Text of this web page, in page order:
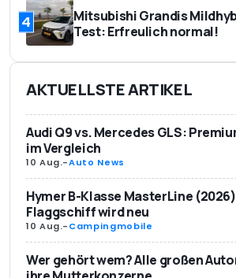
4
Mitsubishi Grandis
Test: Erfreulich normal!
AKTUELLSTE ARTIKEL
Audi Q9 vs. Mercedes GLS:
im Vergleich
10 Aug.-Auto News
Hymer B-Klasse MasterLine
Flaggschiff wird neu
10 Aug.-Campingmobile
Wer gehört wem? Alle großen